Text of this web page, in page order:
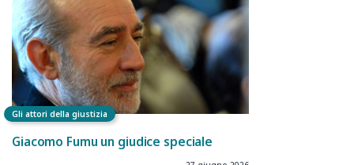
Gli attori della giustizia
Giacomo Fumu un giudice speciale